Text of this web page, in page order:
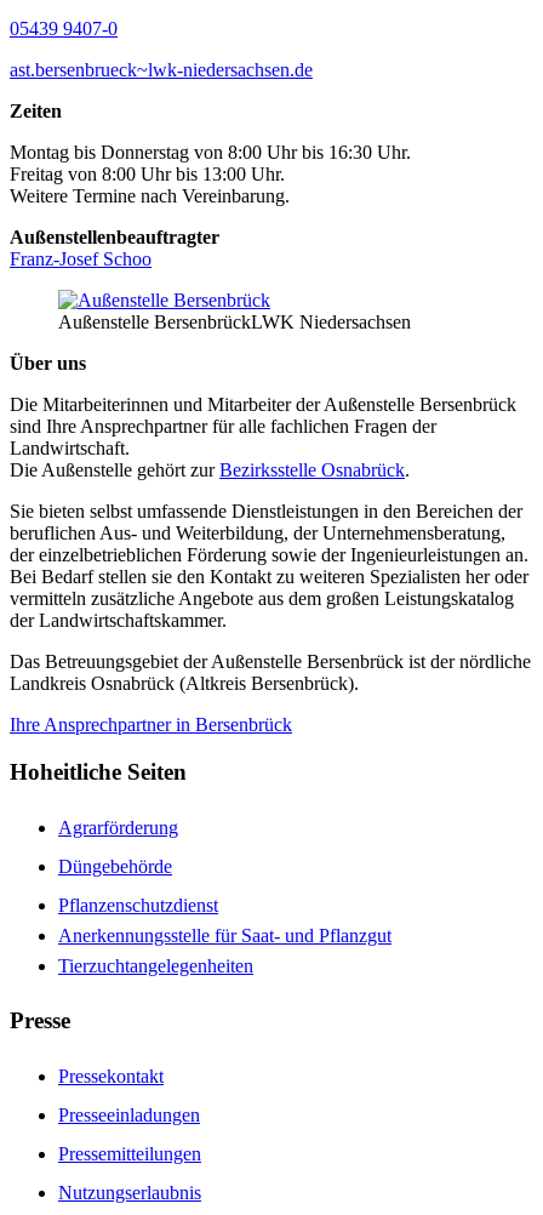
05439 9407-0
ast.bersenbrueck~lwk-niedersachsen.de
Zeiten
Montag bis Donnerstag von 8:00 Uhr bis 16:30 Uhr.
Freitag von 8:00 Uhr bis 13:00 Uhr.
Weitere Termine nach Vereinbarung.
Außenstellenbeauftragter
Franz-Josef Schoo
Außenstelle BersenbrückLWK Niedersachsen
Über uns
Die Mitarbeiterinnen und Mitarbeiter der Außenstelle Bersenbrück
sind Ihre Ansprechpartner für alle fachlichen Fragen der
Landwirtschaft.
Die Außenstelle gehört zurBezirksstelle Osnabrück.
Sie bieten selbst umfassende Dienstleistungen in den Bereichen der
beruflichen Aus- und Weiterbildung, der Unternehmensberatung,
der einzelbetrieblichen Förderung sowie der Ingenieurleistungen an.
Bei Bedarf stellen sie den Kontakt zu weiteren Spezialisten her oder
vermitteln zusätzliche Angebote aus dem großen Leistungskatalog
der Landwirtschaftskammer.
Das Betreuungsgebiet der Außenstelle Bersenbrück ist der nördliche
Landkreis Osnabrück (Altkreis Bersenbrück).
Ihre Ansprechpartner in Bersenbrück
Hoheitliche Seiten
Agrarförderung
Düngebehörde
Pflanzenschutzdienst
Anerkennungsstelle für Saat- und Pflanzgut
Tierzuchtangelegenheiten
Presse
Pressekontakt
Presseeinladungen
Pressemitteilungen
Nutzungserlaubnis